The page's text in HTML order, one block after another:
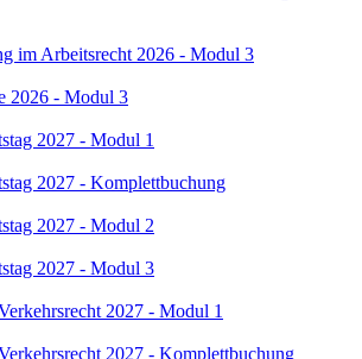
im Arbeitsrecht 2026 - Modul 3
2026 - Modul 3
2027 - Modul 1
2027 - Komplettbuchung
2027 - Modul 2
2027 - Modul 3
2027 - Modul 1
2027 - Komplettbuchung